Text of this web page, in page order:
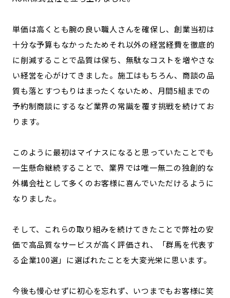
単価は高くとも腕の良い職人さんを確保し、創業当初は
十分な予算もなかったためそれ以外の経営経費を徹底的
に削減することで品質は保ち、無駄なコストを増やさな
い経営を心がけてきました。施工はもちろん、商談の品
質も落とすつもりはまったくないため、月間5組までの
予約制商談にするなど業界の常識を覆す挑戦を続けてお
ります。
このように最初はマイナスになると思っていたことでも
一生懸命継続することで、業界では唯一無二の独創的な
外構会社として多くのお客様に喜んでいただけるように
なりました。
そして、これらの取り組みを続けてきたことで弊社の安
価で高品質なサービスが高く評価され、「群馬を代表す
る企業100選」に選ばれたことを大変光栄に思います。
今後も慢心せずに初心を忘れず、いつまでもお客様に笑